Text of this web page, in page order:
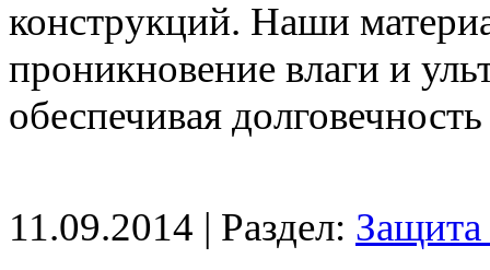
конструкций. Наши
проникновение влаги и
обеспечивая
11.09.2014 | Раздел: Защита